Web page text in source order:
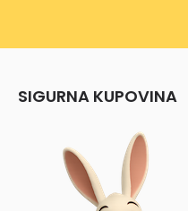
SIGURNA KUPOVINA